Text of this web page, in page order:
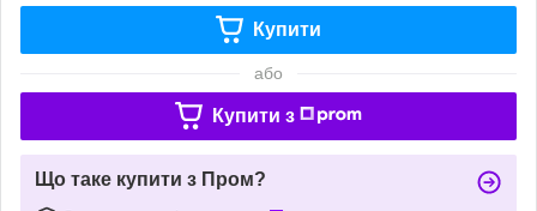
Купити
або
Купити з
Що таке купити з Пром?